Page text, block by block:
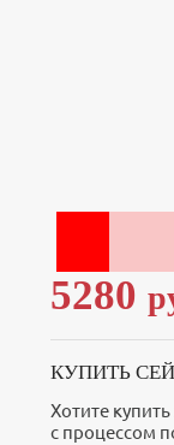
5280
КУПИТЬ
Хотите
с процессом